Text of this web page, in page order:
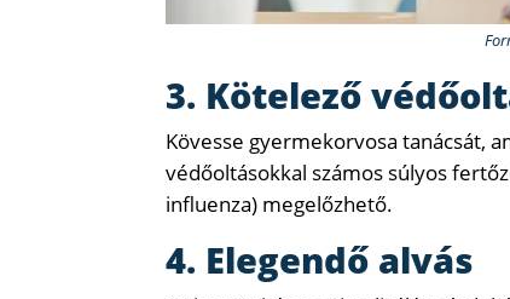
3. Kötelező
Kövesse gyermekorvosa tanácsát,
védőoltásokkal számos súlyos
influenza) megelőzhető.
4. Elegendő alvás